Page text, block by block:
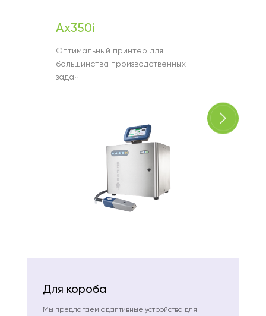
Ax350i
Оптимальный принтер для
большинства производственных
задач
Для короба
Мы предлагаем адаптивные устройства для